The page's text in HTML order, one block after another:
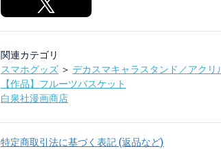
関連カテゴリ
スマホグッズ ＞ デカスマキャラスタンド／アクリ
【作品】フルーツバスケット
白泉社漫画商店
特定商取引法に基づく表記 (返品など)